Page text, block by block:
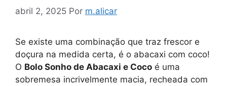
abril 2, 2025 Por m.alicar
Se existe uma combinação que traz frescor e
doçura na medida certa, é o abacaxi com coco!
O Bolo Sonho de Abacaxi e Coco é uma
sobremesa incrivelmente macia, recheada com